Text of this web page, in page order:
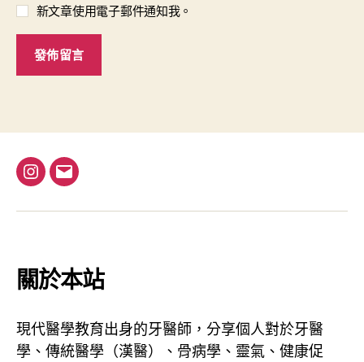
新文章使用電子郵件通知我。
I
a
g
a
m
電
地
址
關於本站
現代醫學教育出身的牙醫師，分享個人對於牙醫
學、傳統醫學（漢醫）、骨病學、靈氣、健康促